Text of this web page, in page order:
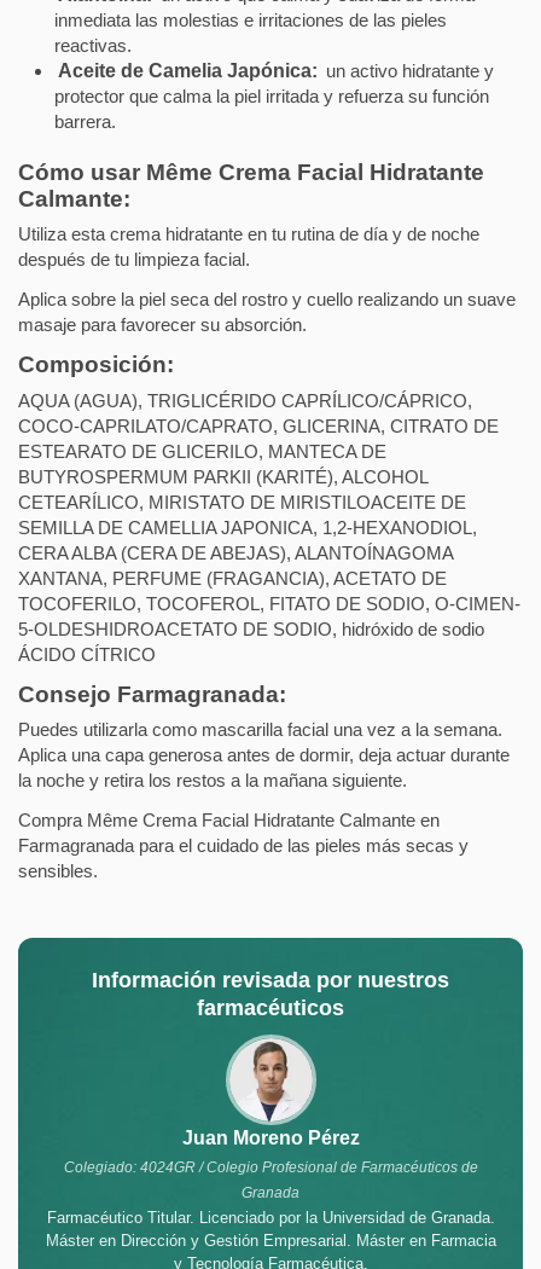
inmediata las molestias e irritaciones de las pieles
reactivas.
Aceite de Camelia Japónica: un activo hidratante y
protector que calma la piel irritada y refuerza su función
barrera.
Cómo usar Même Crema Facial Hidratante
Calmante:
Utiliza esta crema hidratante en tu rutina de día y de noche
después de tu limpieza facial.
Aplica sobre la piel seca del rostro y cuello realizando un suave
masaje para favorecer su absorción.
Composición:
AQUA (AGUA), TRIGLICÉRIDO CAPRÍLICO/CÁPRICO,
COCO-CAPRILATO/CAPRATO, GLICERINA, CITRATO DE
ESTEARATO DE GLICERILO, MANTECA DE
BUTYROSPERMUM PARKII (KARITÉ), ALCOHOL
CETEARÍLICO, MIRISTATO DE MIRISTILOACEITE DE
SEMILLA DE CAMELLIA JAPONICA, 1,2-HEXANODIOL,
CERA ALBA (CERA DE ABEJAS), ALANTOÍNAGOMA
XANTANA, PERFUME (FRAGANCIA), ACETATO DE
TOCOFERILO, TOCOFEROL, FITATO DE SODIO, O-CIMEN-
5-OLDESHIDROACETATO DE SODIO, hidróxido de sodio
ÁCIDO CÍTRICO
Consejo Farmagranada:
Puedes utilizarla como mascarilla facial una vez a la semana.
Aplica una capa generosa antes de dormir, deja actuar durante
la noche y retira los restos a la mañana siguiente.
Compra Même Crema Facial Hidratante Calmante en
Farmagranada para el cuidado de las pieles más secas y
sensibles.
Información revisada por nuestros
farmacéuticos
Juan Moreno Pérez
Colegiado: 4024GR / Colegio Profesional de Farmacéuticos de
Granada
Farmacéutico Titular. Licenciado por la Universidad de Granada.
Máster en Dirección y Gestión Empresarial. Máster en Farmacia
y Tecnología Farmacéutica.